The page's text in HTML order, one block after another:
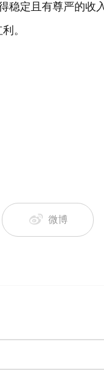
定且有尊严的收
。
微博